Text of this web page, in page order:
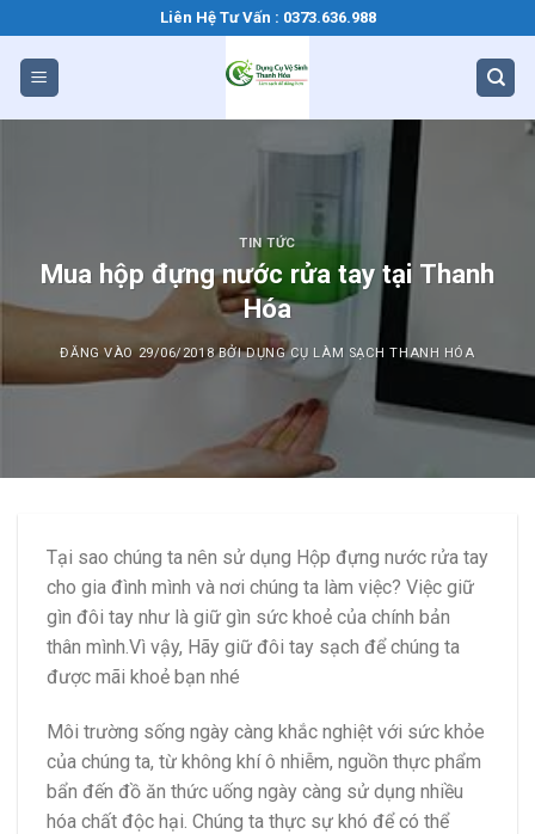
qua
dung
Liên Hệ Tư Vấn : 0373.636.988
TIN TỨC
Mua hộp đựng nước rửa tay tại Thanh
Hóa
ĐĂNG VÀO 29/06/2018 BỞIDỤNG CỤ LÀM SẠCH THANH HÓA
Tại sao chúng ta nên sử dụng Hộp đựng nước rửa tay
cho gia đình mình và nơi chúng ta làm việc? Việc giữ
gìn đôi tay như là giữ gìn sức khoẻ của chính bản
thân mình.Vì vậy, Hãy giữ đôi tay sạch để chúng ta
được mãi khoẻ bạn nhé
Môi trường sống ngày càng khắc nghiệt với sức khỏe
của chúng ta, từ không khí ô nhiễm, nguồn thực phẩm
bẩn đến đồ ăn thức uống ngày càng sử dụng nhiều
hóa chất độc hại. Chúng ta thực sự khó để có thể